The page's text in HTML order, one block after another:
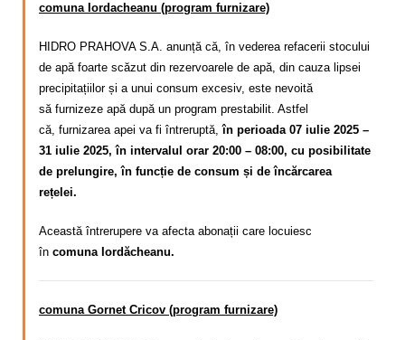
comuna Iordacheanu (program furnizare)
HIDRO PRAHOVA S.A. anunță că, în vederea refacerii stocului
de apă foarte scăzut din rezervoarele de apă, din cauza lipsei
precipitațiilor și a unui consum excesiv, este nevoită
să furnizeze apă după un program prestabilit. Astfel
că, furnizarea apei va fi întreruptă,în perioada 07 iulie 2025 –
31 iulie 2025, în intervalul orar 20:00 – 08:00, cu posibilitate
de prelungire, în funcție de consum și de încărcarea
rețelei.
Această întrerupere va afecta abonații care locuiesc
în comuna Iordăcheanu.
comuna Gornet Cricov (program furnizare)